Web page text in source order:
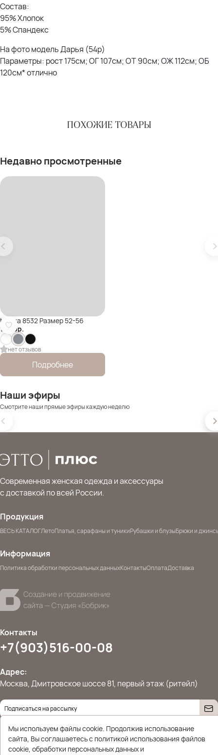
Состав:
95% Хлопок
5% Спандекс
На фото модель Дарья (54р)
Параметры: рост 175см; ОГ 107см; ОТ 90см; ОЖ 112см; ОБ
120см* отлично
ПОХОЖИЕ ТОВАРЫ
Недавно просмотренные
Майка 8532 Размер 52-56
1 400р.
нет отзывов
Подробнее
Наши эфиры
Смотрите наши прямые эфиры каждую неделю
Современная женская одежда и аксессуары
с доставкой по всей России.
Продукция
ВЕСЬ КАТАЛОГЛетоПлатья, сарафаны и туникиРубашки и блузыБрюки и
Информация
Политика обработки персональных данныхКонтактыОплатаДоставка
Контакты
+7(903)516-00-08
Адрес:
Москва, Дмитровское шоссе 81, первый этаж (ритейл)
© 2026 Ettoplus.ru — Все права защищены.
Политика конфиденциальности
Мы используем файлы cookie. Продолжив использование
сайта, Вы соглашаетесь с политикой использования файлов
cookie, обработки персональных данных и